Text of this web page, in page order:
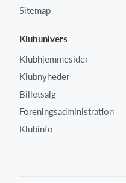
Sitemap
Klubunivers
Klubhjemmesider
Klubnyheder
Billetsalg
Foreningsadministration
Klubinfo